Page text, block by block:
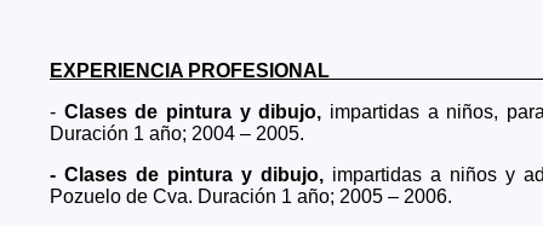
EXPERIENCIA
- Clases de pintura y dibujo, impartidas a niños,
Duración 1 año; 2004 – 2005.
- Clases de pintura y dibujo, impartidas a niños y
Pozuelo de Cva. Duración 1 año; 2005 – 2006.